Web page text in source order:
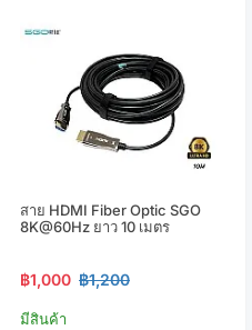
สาย HDMI Fiber Optic SGO
8K@60Hz ยาว 10 เมตร
฿1,000 ฿1,200
มีสินค้า